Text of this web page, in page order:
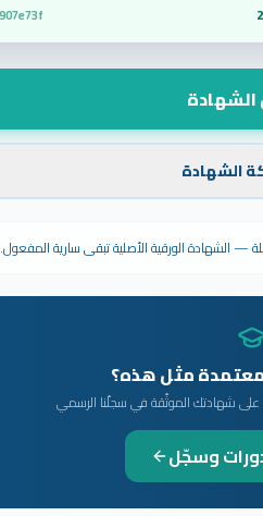
الشهادة
مثل هذه؟
على شهادتك الموثّقة في سجلّنا الرسمي
وسجّل